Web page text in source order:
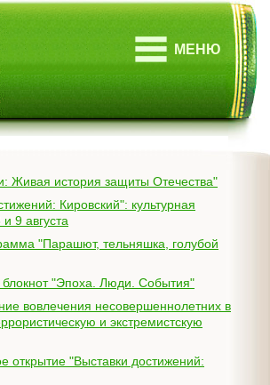
МЕНЮ
Живая история защиты Отечества"
9 августа
блокнот "Эпоха. Люди. События"
и экстремистскую